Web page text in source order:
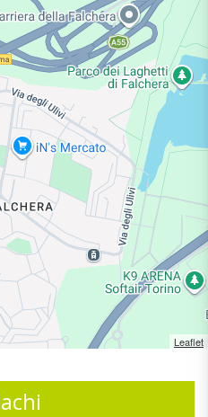
Leaflet